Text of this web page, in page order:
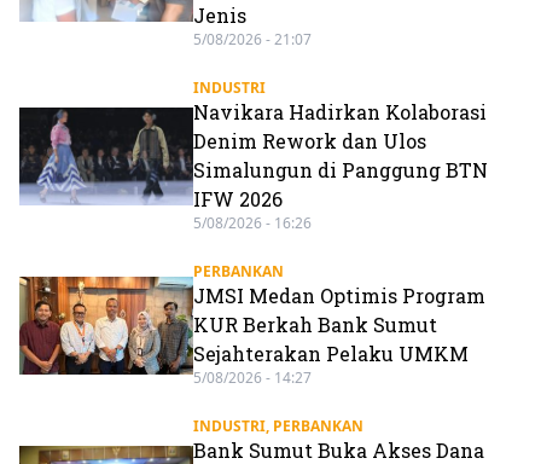
Jenis
5/08/2026 - 21:07
INDUSTRI
Navikara Hadirkan Kolaborasi
Denim Rework dan Ulos
Simalungun di Panggung BTN
IFW 2026
5/08/2026 - 16:26
PERBANKAN
JMSI Medan Optimis Program
KUR Berkah Bank Sumut
Sejahterakan Pelaku UMKM
5/08/2026 - 14:27
INDUSTRI, PERBANKAN
Bank Sumut Buka Akses Dana